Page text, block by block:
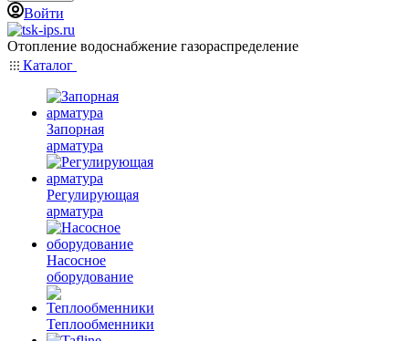
Войти
Отопление водоснабжение газораспределение
Каталог
Запорная
арматура
Регулирующая
арматура
Насосное
оборудование
Теплообменники